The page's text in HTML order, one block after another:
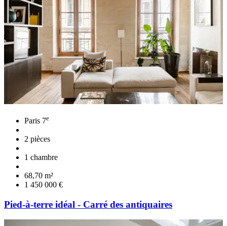
Paris 7e
2 pièces
1 chambre
68,70 m²
1 450 000 €
Pied-à-terre idéal - Carré des antiquaires